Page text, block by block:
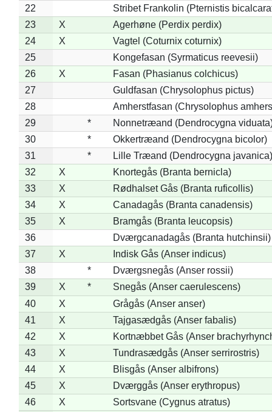
22
Stribet Frankolin (Pternistis
23
X
Agerhøne (Perdix perdix)
24
X
Vagtel (Coturnix coturnix)
25
Kongefasan (Syrmaticus reevesii)
26
X
Fasan (Phasianus colchicus)
27
Guldfasan (Chrysolophus pictus)
28
Amherstfasan (Chrysolophus
29
*
Nonnetræand (Dendrocygna
30
*
Okkertræand (Dendrocygna bicolor)
31
*
Lille Træand (Dendrocygna javanica)
32
X
Knortegås (Branta bernicla)
33
X
Rødhalset Gås (Branta ruficollis)
34
X
Canadagås (Branta canadensis)
35
X
Bramgås (Branta leucopsis)
36
Dværgcanadagås (Branta hutchinsii)
37
X
Indisk Gås (Anser indicus)
38
*
Dværgsnegås (Anser rossii)
39
X *
Snegås (Anser caerulescens)
40
X
Grågås (Anser anser)
41
X
Tajgasædgås (Anser fabalis)
42
X
Kortnæbbet Gås (Anser
43
X
Tundrasædgås (Anser serrirostris)
44
X
Blisgås (Anser albifrons)
45
X
Dværggås (Anser erythropus)
46
X
Sortsvane (Cygnus atratus)